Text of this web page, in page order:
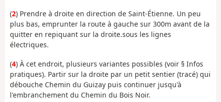
(2) Prendre à droite en direction de Saint-Étienne. Un peu
plus bas, emprunter la route à gauche sur 300m avant de la
quitter en repiquant sur la droite.sous les lignes
électriques.
(4) À cet endroit, plusieurs variantes possibles (voir § Infos
pratiques). Partir sur la droite par un petit sentier (tracé) qui
débouche Chemin du Guizay puis continuer jusqu'à
l'embranchement du Chemin du Bois Noir.